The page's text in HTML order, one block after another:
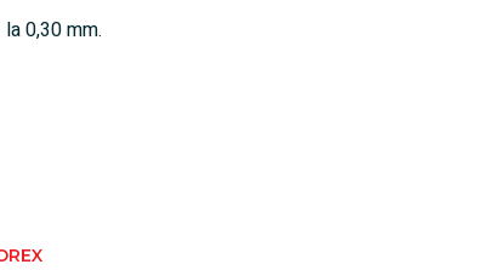
0,30 mm.